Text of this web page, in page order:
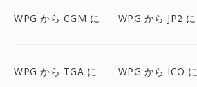
WPG から CGM に WPG から JP2 に
WPG から TGA に WPG から ICO に